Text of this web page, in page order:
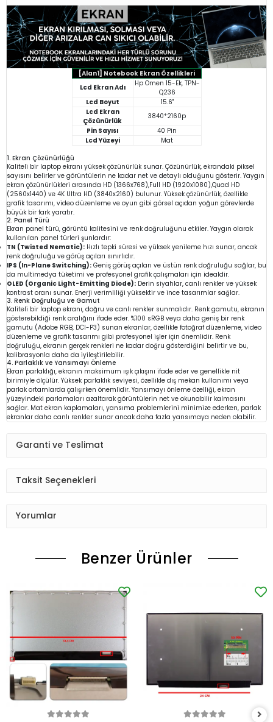
[Alan1] Notebook Ekran Özellikleri
Lcd Ekran Adı
Hp Omen 15-Ek, TPN-
Q236
Lcd Boyut
15.6"
Lcd Ekran
Çözünürlük
3840*2160p
Pin Sayısı
40 Pin
Lcd Yüzeyi
Mat
1. Ekran Çözünürlüğü
Kaliteli bir laptop ekranı yüksek çözünürlük sunar. Çözünürlük, ekrandaki piksel
sayısını belirler ve görüntülerin ne kadar net ve detaylı olduğunu gösterir. Yaygın
ekran çözünürlükleri arasında HD (1366x768),Full HD (1920x1080),Quad HD
(2560x1440) ve 4K Ultra HD (3840x2160) bulunur. Yüksek çözünürlük, özellikle
grafik tasarımı, video düzenleme ve oyun gibi görsel açıdan yoğun görevlerde
büyük bir fark yaratır.
2. Panel Türü
Ekran panel türü, görüntü kalitesini ve renk doğruluğunu etkiler. Yaygın olarak
kullanılan panel türleri şunlardır:
TN (Twisted Nematic): Hızlı tepki süresi ve yüksek yenileme hızı sunar, ancak
renk doğruluğu ve görüş açıları sınırlıdır.
IPS (In-Plane Switching): Geniş görüş açıları ve üstün renk doğruluğu sağlar, bu
da multimedya tüketimi ve profesyonel grafik çalışmaları için idealdir.
OLED (Organic Light-Emitting Diode): Derin siyahlar, canlı renkler ve yüksek
kontrast oranı sunar. Enerji verimliliği yüksektir ve ince tasarımlar sağlar.
3. Renk Doğruluğu ve Gamut
Kaliteli bir laptop ekranı, doğru ve canlı renkler sunmalıdır. Renk gamutu, ekranın
gösterebildiği renk aralığını ifade eder. %100 sRGB veya daha geniş bir renk
gamutu (Adobe RGB, DCI-P3) sunan ekranlar, özellikle fotoğraf düzenleme, video
düzenleme ve grafik tasarımı gibi profesyonel işler için önemlidir. Renk
doğruluğu, ekranın gerçek renkleri ne kadar doğru gösterdiğini belirtir ve bu,
kalibrasyonla daha da iyileştirilebilir.
4. Parlaklık ve Yansımayı Önleme
Ekran parlaklığı, ekranın maksimum ışık çıkışını ifade eder ve genellikle nit
birimiyle ölçülür. Yüksek parlaklık seviyesi, özellikle dış mekan kullanımı veya
parlak ortamlarda çalışırken önemlidir. Yansımayı önleme özelliği, ekran
yüzeyindeki parlamaları azaltarak görüntülerin net ve okunabilir kalmasını
sağlar. Mat ekran kaplamaları, yansıma problemlerini minimize ederken, parlak
ekranlar daha canlı renkler sunar ancak daha fazla yansımaya neden olabilir.
Garanti ve Teslimat
Taksit Seçenekleri
Yorumlar
Benzer Ürünler